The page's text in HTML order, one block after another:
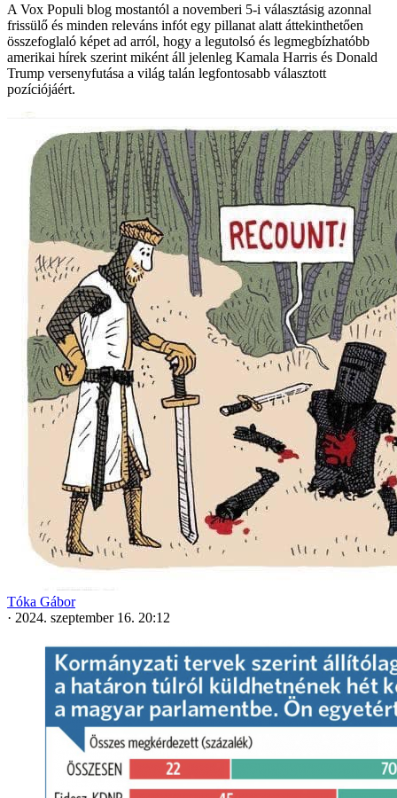
A Vox Populi blog mostantól a novemberi 5-i választásig azonnal
frissülő és minden releváns infót egy pillanat alatt áttekinthetően
összefoglaló képet ad arról, hogy a legutolsó és legmegbízhatóbb
amerikai hírek szerint miként áll jelenleg Kamala Harris és Donald
Trump versenyfutása a világ talán legfontosabb választott
pozíciójáért.
Tóka Gábor
· 2024. szeptember 16. 20:12